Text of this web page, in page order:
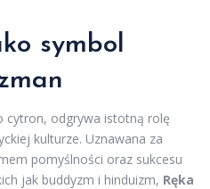
symbol
cytron, odgrywa istotną rolę
kulturze. Uznawana za
pomyślności oraz sukcesu
jak buddyzm i hinduizm, Ręka